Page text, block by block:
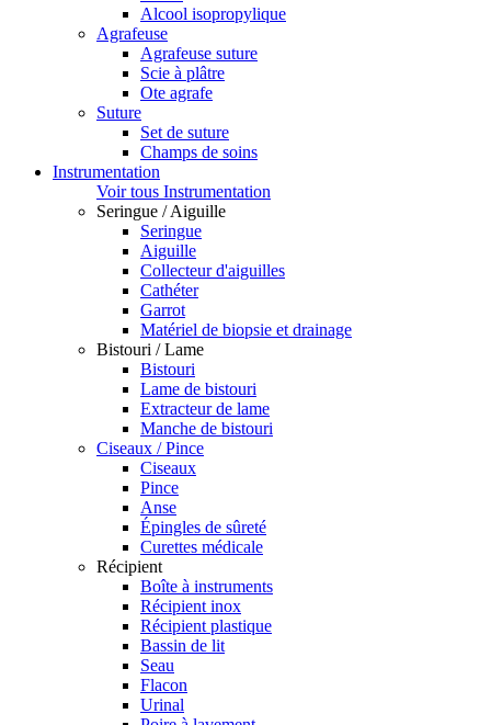
Alcool isopropylique
Agrafeuse
Agrafeuse suture
Scie à plâtre
Ote agrafe
Suture
Set de suture
Champs de soins
Instrumentation
Voir tous Instrumentation
Seringue / Aiguille
Seringue
Aiguille
Collecteur d'aiguilles
Cathéter
Garrot
Matériel de biopsie et drainage
Bistouri / Lame
Bistouri
Lame de bistouri
Extracteur de lame
Manche de bistouri
Ciseaux / Pince
Ciseaux
Pince
Anse
Épingles de sûreté
Curettes médicale
Récipient
Boîte à instruments
Récipient inox
Récipient plastique
Bassin de lit
Seau
Flacon
Urinal